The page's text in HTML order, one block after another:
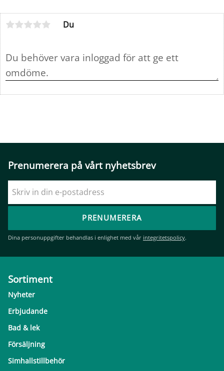
Du
Prenumerera på vårt nyhetsbrev
PRENUMERERA
Dina personuppgifter behandlas i enlighet med vår integritetspolicy.
Sortiment
Nyheter
Erbjudande
Bad & lek
Försäljning
Simhallstillbehör